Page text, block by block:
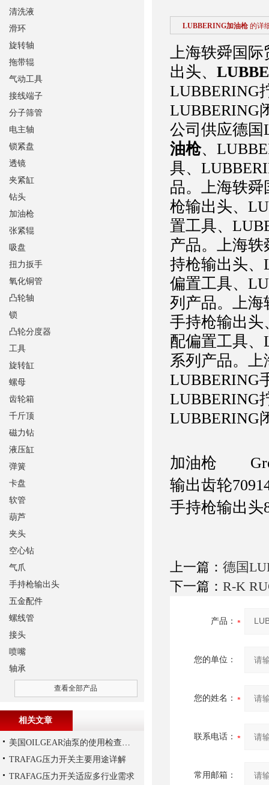
LUBBERING加油枪 的详
上海轶舜国际
出头、
LUBBERING
LUBBERING
公司供应德国
油枪、
具、
品。 上海轶舜
枪输出头、
置工具、
产品。 上海轶
持枪输出头、
偏置工具、
列产品。 上海
手持枪输出头
配偏置工具、
系列产品。 上
LUBBERING
LUBBERING
LUBBERING
加油枪
输出齿轮
手持枪输出头
上一篇： 德国
下一篇： R-K
产品：
您的单位：
您的姓名：
联系电话：
常用邮箱：
清洗液
滑环
旋转轴
拖带辊
气动工具
接线端子
分子筛管
电主轴
锁紧盘
透镜
夹紧缸
钻头
加油枪
张紧辊
吸盘
扭力扳手
氧化铜管
凸轮轴
锁
凸轮分度器
工具
旋转缸
螺母
齿轮箱
千斤顶
磁力钻
液压缸
弹簧
卡盘
软管
葫芦
夹头
空心钻
气爪
手持枪输出头
五金配件
螺线管
接头
喷嘴
轴承
查看全部产品
相关文章
美国OILGEAR油泵的使用检查及流程
TRAFAG压力开关主要用途详解
TRAFAG压力开关适应多行业需求